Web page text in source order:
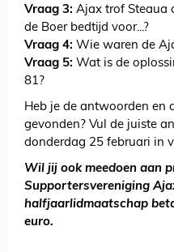
Vraag 3: Ajax trof Steaua
de Boer bedtijd voor...?
Vraag 4: Wie waren de
Vraag 5: Wat is de
81?
Heb je de antwoorden en
gevonden? Vul de juiste
donderdag 25 februari in
Wil jij ook meedoen aan
Supportersvereniging
halfjaarlidmaatschap
euro.